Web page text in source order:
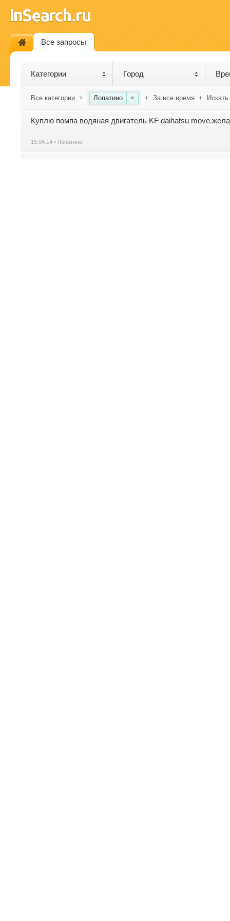
Все запросы
Категории Город
Все категории + Лопатино × + За все время +
Куплю помпа водяная двигатель KF daihatsu
15.04.14 • Лопатино